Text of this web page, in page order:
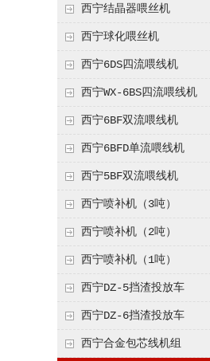
西宁结晶器喂丝机
西宁球化喂丝机
西宁6DS四流喂线机
西宁WX-6BS四流喂线机
西宁6BF双流喂线机
西宁6BFD单流喂线机
西宁5BF双流喂线机
西宁喷补机（3吨）
西宁喷补机（2吨）
西宁喷补机（1吨）
西宁DZ-5挡渣投放车
西宁DZ-6挡渣投放车
西宁合金包芯线机组